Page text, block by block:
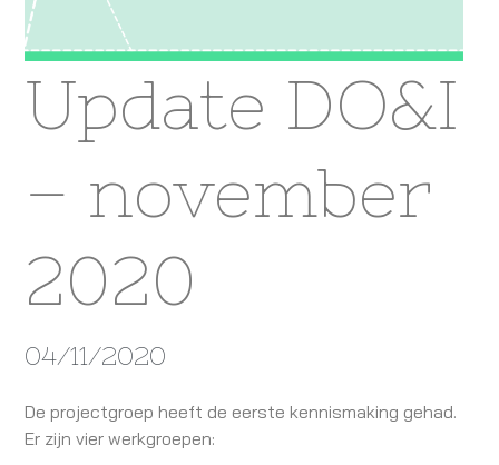
Update DO&I
– november
2020
04/11/2020
De projectgroep heeft de eerste kennismaking gehad.
Er zijn vier werkgroepen: